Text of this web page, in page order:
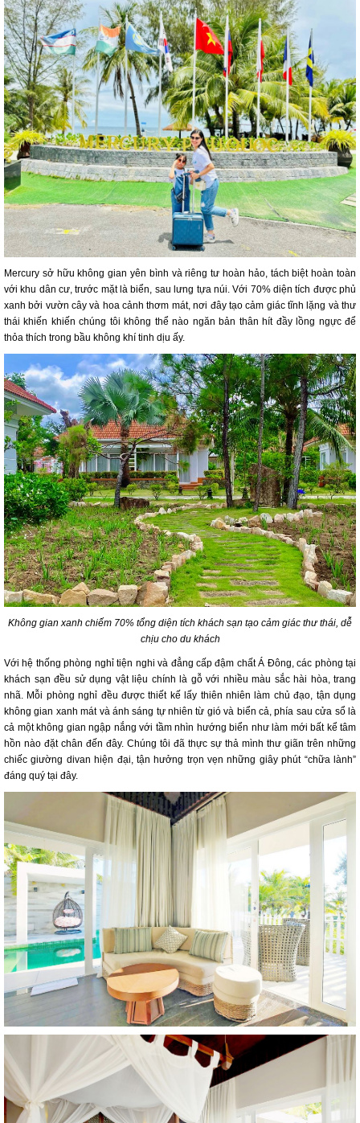
Mercury sở hữu không gian yên bình và riêng tư hoàn hảo, tách biệt hoàn toàn
với khu dân cư, trước mặt là biển, sau lưng tựa núi. Với 70% diện tích được phủ
xanh bởi vườn cây và hoa cảnh thơm mát, nơi đây tạo cảm giác tĩnh lặng và thư
thái khiến khiến chúng tôi không thể nào ngăn bản thân hít đầy lồng ngực để
thỏa thích trong bầu không khí tinh dịu ấy.
Không gian xanh chiếm 70% tổng diện tích khách sạn tạo cảm giác thư thái, dễ
chịu cho du khách
Với hệ thống phòng nghỉ tiện nghi và đẳng cấp đậm chất Á Đông, các phòng tại
khách sạn đều sử dụng vật liệu chính là gỗ với nhiều màu sắc hài hòa, trang
nhã. Mỗi phòng nghỉ đều được thiết kế lấy thiên nhiên làm chủ đạo, tận dụng
không gian xanh mát và ánh sáng tự nhiên từ gió và biển cả, phía sau cửa sổ là
cả một không gian ngập nắng với tầm nhìn hướng biển như làm mới bất kể tâm
hồn nào đặt chân đến đây. Chúng tôi đã thực sự thả mình thư giãn trên những
chiếc giường divan hiện đại, tận hưởng trọn vẹn những giây phút “chữa lành”
đáng quý tại đây.